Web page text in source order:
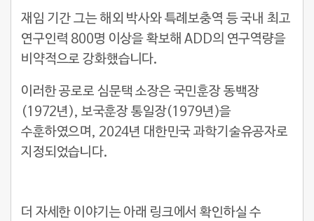
재임 기간 그는 해외 박사와 특례보충역 등 국내 최고
연구인력 800명 이상을 확보해 ADD의 연구역량을
비약적으로 강화했습니다.
이러한 공로로 심문택 소장은 국민훈장 동백장
(1972년), 보국훈장 통일장(1979년)을
수훈하였으며, 2024년 대한민국 과학기술유공자로
지정되었습니다.
더 자세한 이야기는 아래 링크에서 확인하실 수